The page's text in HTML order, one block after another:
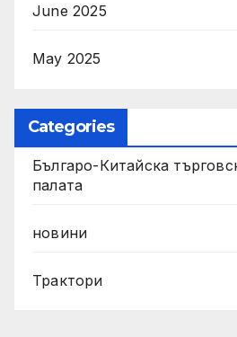
June 2025
May 2025
Categories
Българо-Китайска
палата
новини
Трактори